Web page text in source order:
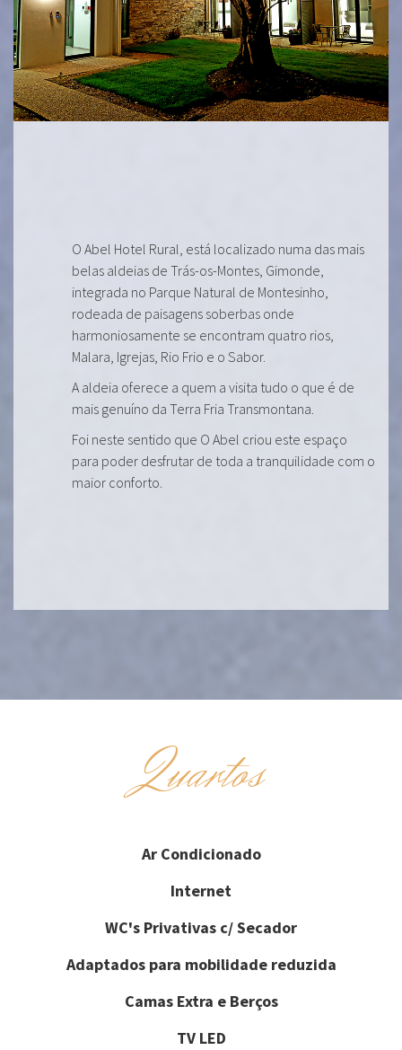
O Abel Hotel Rural, está localizado numa das mais
belas aldeias de Trás-os-Montes, Gimonde,
integrada no Parque Natural de Montesinho,
rodeada de paisagens soberbas onde
harmoniosamente se encontram quatro rios,
Malara, Igrejas, Rio Frio e o Sabor.
A aldeia oferece a quem a visita tudo o que é de
mais genuíno da Terra Fria Transmontana.
Foi neste sentido que O Abel criou este espaço
para poder desfrutar de toda a tranquilidade com o
maior conforto.
Quartos
Ar Condicionado
Internet
WC's Privativas c/ Secador
Adaptados para mobilidade reduzida
Camas Extra e Berços
TV LED